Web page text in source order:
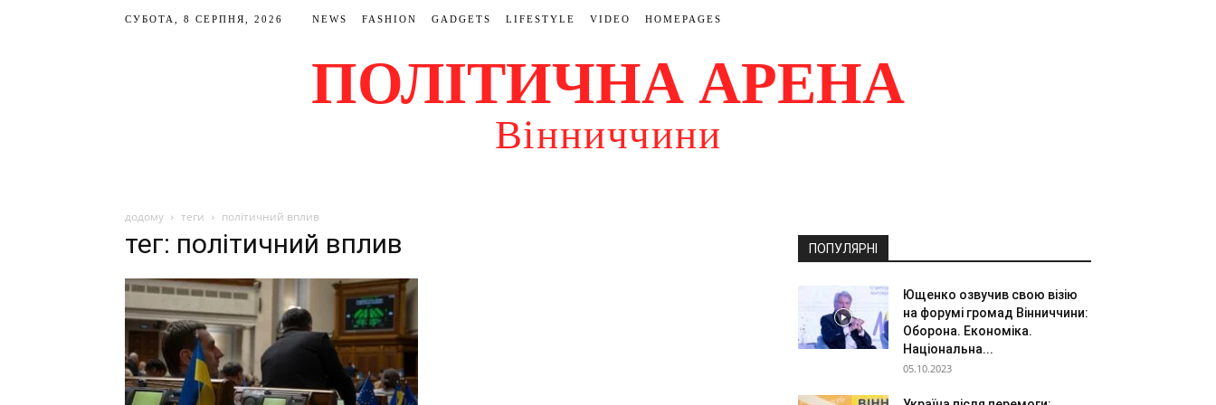
СУБОТА, 8 СЕРПНЯ, 2026 NEWS FASHION GADGETS LIFESTYLE VIDEO HOMEPAGES
ПОЛІТИЧНА АРЕНА
Вінниччини
додому теги політичний вплив
тег: політичний вплив ПОПУЛЯРНІ
Ющенко озвучив свою візію
на форумі громад Вінниччини:
Оборона. Економіка.
Національна...
05.10.2023